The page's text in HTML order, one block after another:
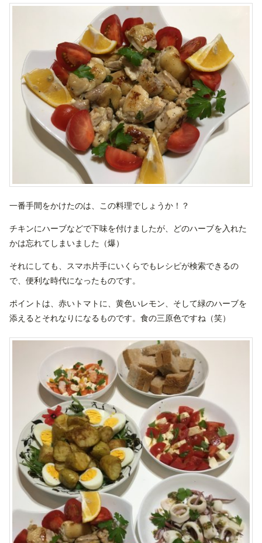
一番手間をかけたのは、この料理でしょうか！？
チキンにハーブなどで下味を付けましたが、どのハーブを入れた
かは忘れてしまいました（爆）
それにしても、スマホ片手にいくらでもレシピが検索できるの
で、便利な時代になったものです。
ポイントは、赤いトマトに、黄色いレモン、そして緑のハーブを
添えるとそれなりになるものです。食の三原色ですね（笑）